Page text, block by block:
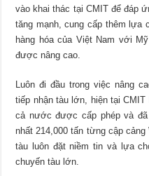
vào khai thác tại CMIT để đáp
tăng mạnh, cung cấp thêm lựa
hàng hóa của Việt Nam với
được nâng cao.
Luôn đi đầu trong việc nâng
tiếp nhận tàu lớn, hiện tại
cả nước được cấp phép và
nhất 214,000 tấn từng cập
tàu luôn đặt niềm tin và lựa
chuyến tàu lớn.